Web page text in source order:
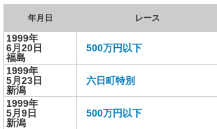
年月日 レース
1999年
6月20日
福島
500万円以下
1999年
5月23日
新潟
六日町特別
1999年
5月9日
新潟
500万円以下